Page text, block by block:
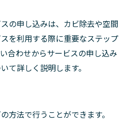
の申し込みは、カビ除去や空間
を利用する際に重要なステップ
合わせからサービスの申し込み
て詳しく説明します。
方法で行うことができます。